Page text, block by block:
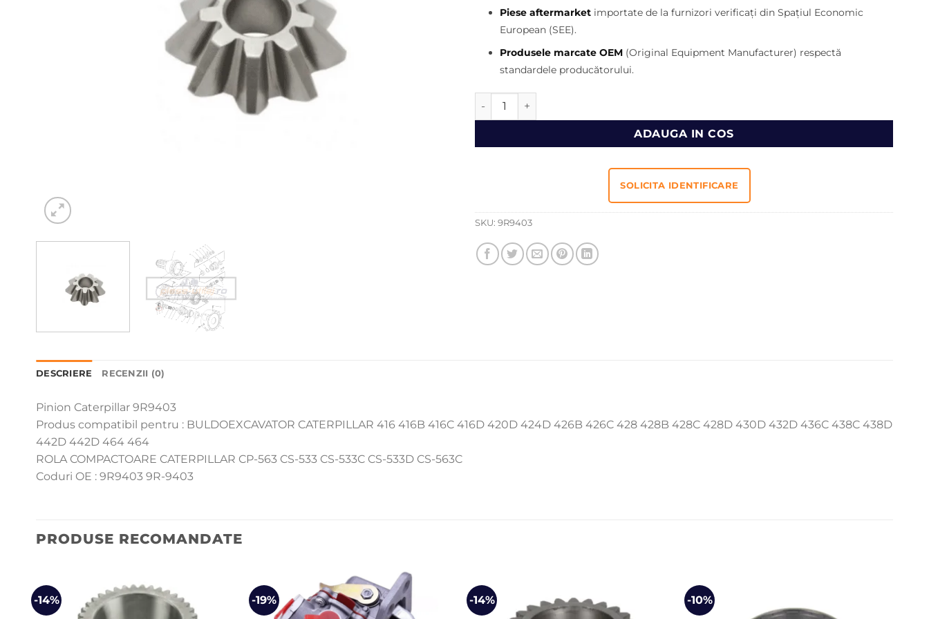
175,00 lei.
Piese aftermarket importate de la furnizori verificați din Spațiul Economic
European (SEE).
Produsele marcate OEM (Original Equipment Manufacturer) respectă
standardele producătorului.
Cantitate Pinion Caterpillar 9R9403
ADAUGA IN COS
SOLICITA IDENTIFICARE
SKU: 9R9403
DESCRIERE RECENZII (0)
Pinion Caterpillar 9R9403
Produs compatibil pentru : BULDOEXCAVATOR CATERPILLAR 416 416B 416C 416D 420D 424D 426B 426C 428 428B 428C 428D 430D 432D 436C 438C 438D
442D 442D 464 464
ROLA COMPACTOARE CATERPILLAR CP-563 CS-533 CS-533C CS-533D CS-563C
Coduri OE : 9R9403 9R-9403
PRODUSE RECOMANDATE
-14% -19% -14% -10%